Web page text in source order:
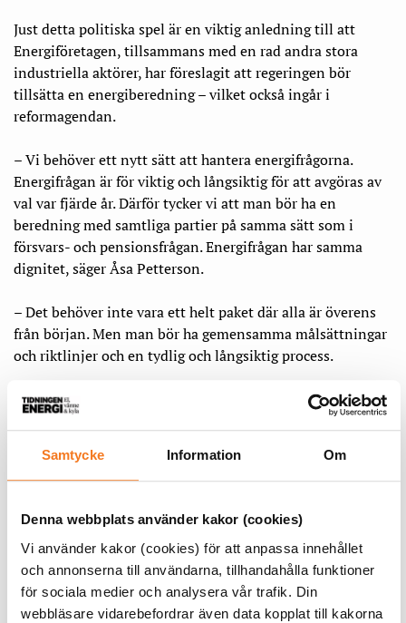
Samtycke Information Om
Denna webbplats använder kakor (cookies)
Vi använder kakor (cookies) för att anpassa innehållet
och annonserna till användarna, tillhandahålla funktioner
för sociala medier och analysera vår trafik. Din
webbläsare vidarebefordrar även data kopplat till kakorna
Just detta politiska spel är en viktig anledning till att
Energiföretagen, tillsammans med en rad andra stora
industriella aktörer, har föreslagit att regeringen bör
tillsätta en energiberedning – vilket också ingår i
reformagendan.
– Vi behöver ett nytt sätt att hantera energifrågorna.
Energifrågan är för viktig och långsiktig för att avgöras av
val var fjärde år. Därför tycker vi att man bör ha en
beredning med samtliga partier på samma sätt som i
försvars- och pensionsfrågan. Energifrågan har samma
dignitet, säger Åsa Petterson.
– Det behöver inte vara ett helt paket där alla är överens
från början. Men man bör ha gemensamma målsättningar
och riktlinjer och en tydlig och långsiktig process.
På så sätt skulle man kunna möjliggöra en bättre taktning
av efterfrågan på el och utbyggnaden av energisystemet,
En annan central del för Energiföretagen är
på både klimatomställning och säkerhetssituationen.
– Utbyggnaden av elnäten hänger ihop med
omställningen men också att vi måste säkerställa ett
robust och motståndskraftigt elsystem. Ungefär hälften av